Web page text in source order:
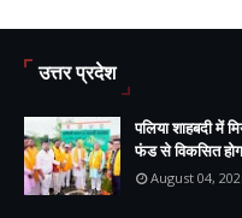
उत्तर प्रदेश
पलिया शाहबदी में
फंड से विकसित
August 04,